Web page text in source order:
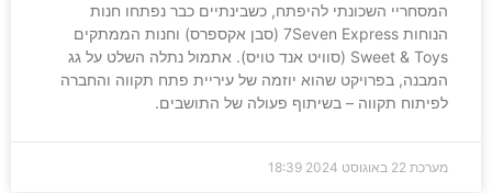
המסחריי השכונתי להיפתח, כשבינתיים כבר נפתחו חנות
הנוחות 7Seven Express (סבן אקספרס) וחנות הממתקים
Sweet & Toys (סוויט אנד טויס). אתמול נתלה השלט על גג
המבנה, בפרויקט שהוא יוזמה של עיריית פתח תקווה והחברה
לפיתוח תקווה – בשיתוף פעולה של התושבים.
מערכת 22 באוגוסט 2024 18:39